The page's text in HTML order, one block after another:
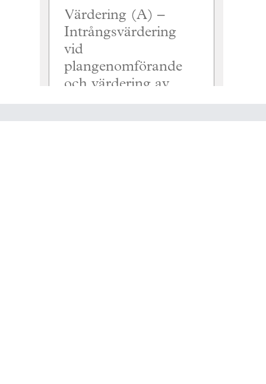
Värdering (A) –
Intrångsvärdering
vid
plangenomförande
och värdering av
planskador
Intrångsvärdering och planskador